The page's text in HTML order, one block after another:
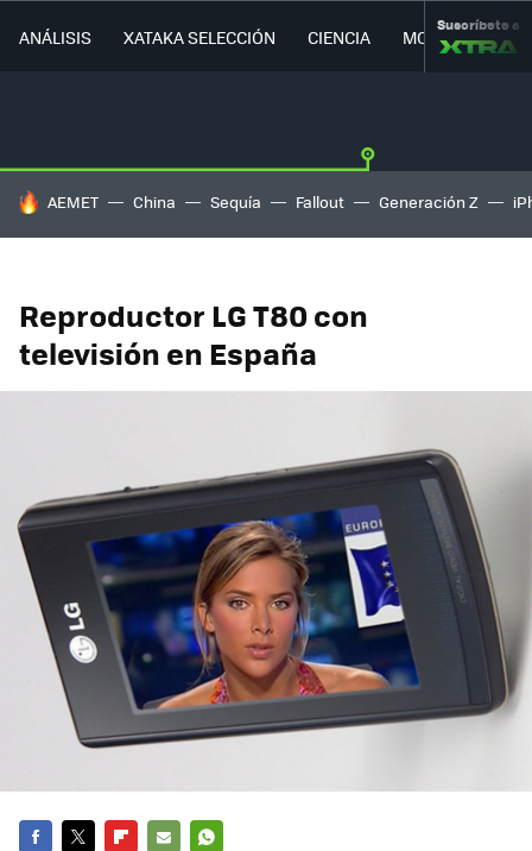
ANÁLISIS XATAKA SELECCIÓN CIENCIA MOVILIDAD
Suscríbete a
HOY SE HABLA DE
AEMET China Sequía Fallout Generación Z
Reproductor LG T80 con
televisión en España